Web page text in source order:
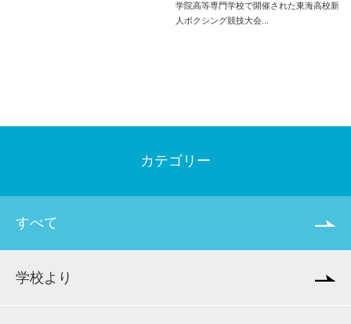
学院高等専門学校で開催された東海高校新
人ボクシング競技大会...
カテゴリー
すべて
学校より